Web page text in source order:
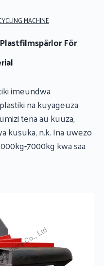
MACHINE
För
imeundwa
na kuyageuza
tena au kuuza,
kusuka, n.k. Ina uwezo
7000kg kwa saa